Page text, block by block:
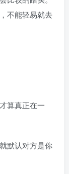
不能轻易就去
算真正在一
默认对方是你